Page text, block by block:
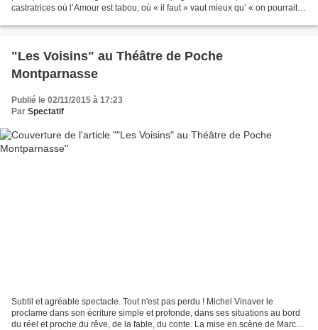
castratrices où l’Amour est tabou, où « il faut » vaut mieux qu’ « on pourrait ».
"Les Voisins" au Théâtre de Poche
Montparnasse
Publié le 02/11/2015 à 17:23
Par Spectatif
Subtil et agréable spectacle. Tout n'est pas perdu ! Michel Vinaver le
proclame dans son écriture simple et profonde, dans ses situations au bord
du réel et proche du rêve, de la fable, du conte. La mise en scène de Marc